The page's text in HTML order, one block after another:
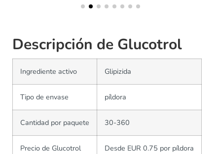
Descripción de Glucotrol
Ingrediente activo Glipizida
Tipo de envase píldora
Cantidad por paquete 30-360
Precio de Glucotrol Desde EUR 0.75 por píldora